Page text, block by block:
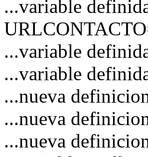
...variable
...variable
...variable
...nueva
...nueva
...nueva